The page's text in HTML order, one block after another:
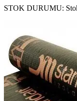
STOK DURUMU: